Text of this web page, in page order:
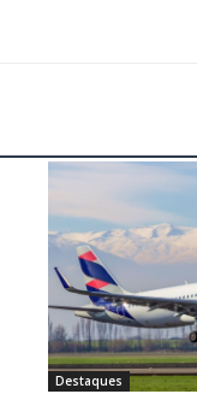
Destaques